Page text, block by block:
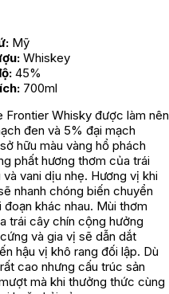
Mỹ
Whiskey
45%
700ml
Frontier Whisky được làm nên
đen và 5% đại mạch
hữu màu vàng hổ phách
phất hương thơm của trái
vani dịu nhẹ. Hương vị khi
nhanh chóng biến chuyển
đoạn khác nhau. Mùi thơm
trái cây chín cộng hưởng
và gia vị sẽ dẫn dắt
hậu vị khô rang đối lập. Dù
cao nhưng cấu trúc sản
mà khi thưởng thức cùng